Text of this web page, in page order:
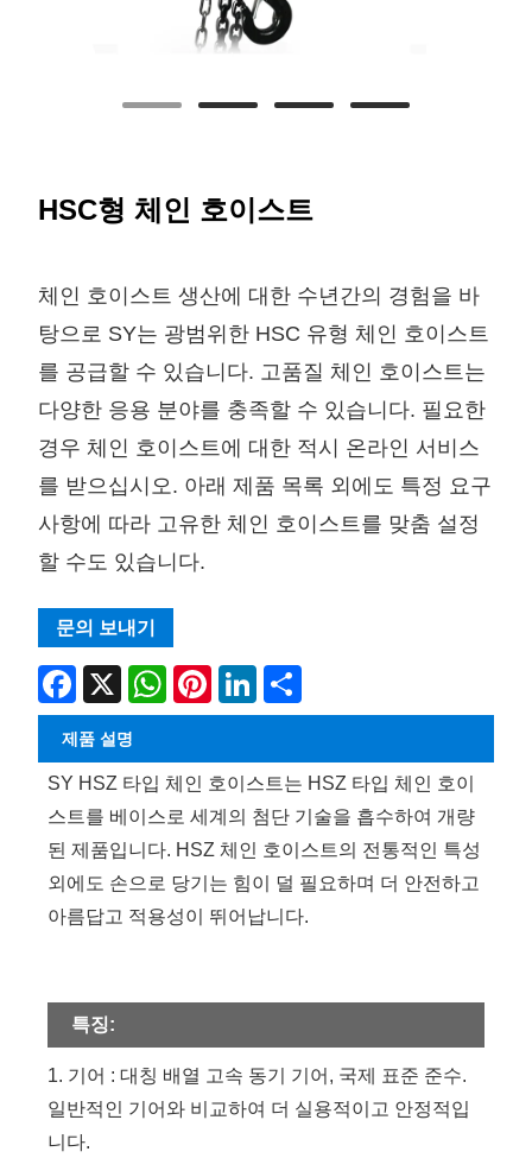
HSC형 체인 호이스트
체인 호이스트 생산에 대한 수년간의 경험을 바
탕으로 SY는 광범위한 HSC 유형 체인 호이스트
를 공급할 수 있습니다. 고품질 체인 호이스트는
다양한 응용 분야를 충족할 수 있습니다. 필요한
경우 체인 호이스트에 대한 적시 온라인 서비스
를 받으십시오. 아래 제품 목록 외에도 특정 요구
사항에 따라 고유한 체인 호이스트를 맞춤 설정
할 수도 있습니다.
문의 보내기
Facebook
X WhatsAppPinterestLinkedIn
제품 설명
SY HSZ 타입 체인 호이스트는 HSZ 타입 체인 호이
스트를 베이스로 세계의 첨단 기술을 흡수하여 개량
된 제품입니다. HSZ 체인 호이스트의 전통적인 특성
외에도 손으로 당기는 힘이 덜 필요하며 더 안전하고
아름답고 적용성이 뛰어납니다.
특징:
1. 기어 : 대칭 배열 고속 동기 기어, 국제 표준 준수.
일반적인 기어와 비교하여 더 실용적이고 안정적입
니다.